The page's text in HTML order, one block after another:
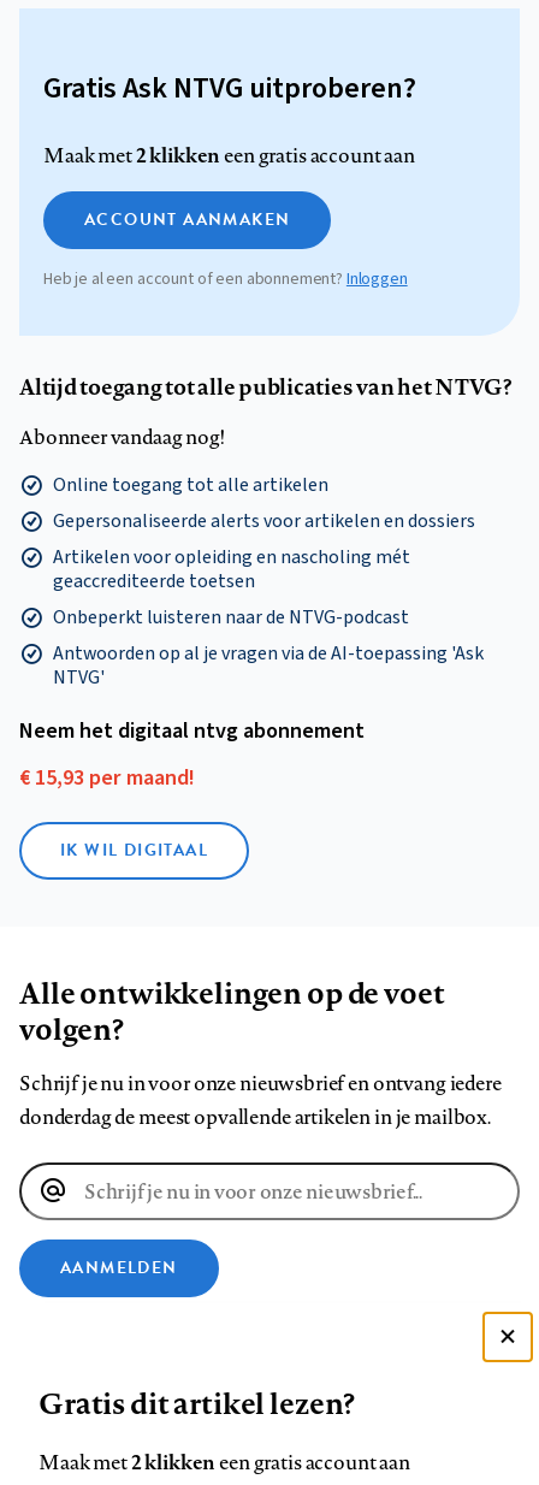
Gratis Ask NTVG uitproberen?
Maak met2 klikkeneen gratis account aan
ACCOUNT AANMAKEN
Heb je al een account of een abonnement?Inloggen
Altijd toegang tot alle publicaties van het NTVG?
Abonneer vandaag nog!
Online toegang tot alle artikelen
Gepersonaliseerde alerts voor artikelen en dossiers
Artikelen voor opleiding en nascholing mét
geaccrediteerde toetsen
Onbeperkt luisteren naar de NTVG-podcast
Antwoorden op al je vragen via de AI-toepassing 'Ask
NTVG'
Neem het digitaal ntvg abonnement
€ 15,93 per maand!
IK WIL DIGITAAL
Alle ontwikkelingen op de voet
volgen?
Schrijf je nu in voor onze nieuwsbrief en ontvang iedere
donderdag de meest opvallende artikelen in je mailbox.
E-
mailadres
AANMELDEN
ons
ons
ons
ons
ons
ons
Zie onze cookie policy
Gratis dit artikel lezen?
Maak met2 klikkeneen gratis account aan